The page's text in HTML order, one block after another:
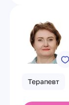
Терапевт